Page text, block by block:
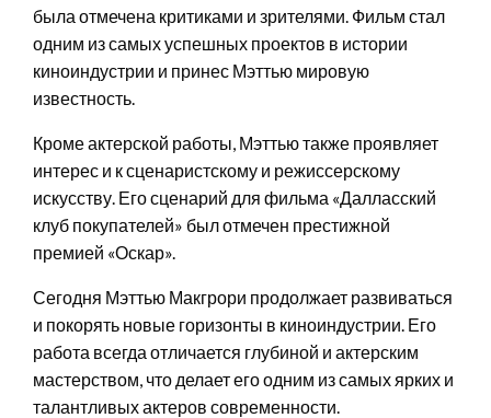
была отмечена критиками и зрителями. Фильм стал
одним из самых успешных проектов в истории
киноиндустрии и принес Мэттью мировую
известность.
Кроме актерской работы, Мэттью также проявляет
интерес и к сценаристскому и режиссерскому
искусству. Его сценарий для фильма «Далласский
клуб покупателей» был отмечен престижной
премией «Оскар».
Сегодня Мэттью Макгрори продолжает развиваться
и покорять новые горизонты в киноиндустрии. Его
работа всегда отличается глубиной и актерским
мастерством, что делает его одним из самых ярких и
талантливых актеров современности.